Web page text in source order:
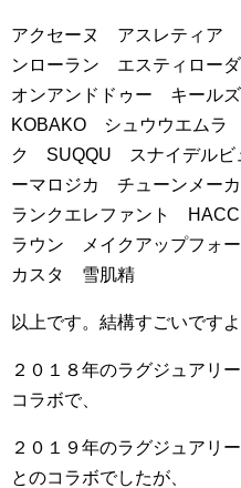
アクセーヌ アスレティ
ンローラン エスティロ
オンアンドドゥー キー
KOBAKO シュウウエムラ
ク SUQQU スナイデル
ーマロジカ チューンメー
ランクエレファント
ラウン メイクアップフォ
カスタ 雪肌精
以上です。結構すごいですよ
２０１８年のラグジュアリ
コラボで、
２０１９年のラグジュアリ
とのコラボでしたが、